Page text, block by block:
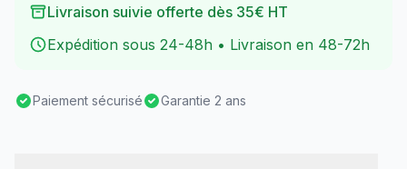
Livraison suivie offerte dès 35€ HT
Expédition sous 24-48h • Livraison en 48-72h
Paiement sécurisé Garantie 2 ans